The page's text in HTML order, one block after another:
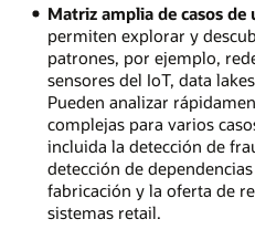
Matriz amplia de casos de
permiten explorar y
patrones, por ejemplo,
sensores del IoT, data
Pueden analizar
complejas para varios
incluida la detección de
detección de
fabricación y la oferta de
sistemas retail.